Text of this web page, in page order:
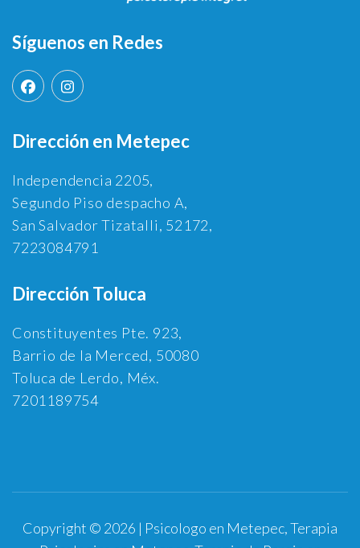
Síguenos en Redes
Dirección en Metepec
Independencia 2205,
Segundo Piso despacho A,
San Salvador Tizatalli, 52172,
7223084791
Dirección Toluca
Constituyentes Pte. 923,
Barrio de la Merced, 50080
Toluca de Lerdo, Méx.
7201189754
Copyright © 2026 | Psicologo en Metepec, Terapia